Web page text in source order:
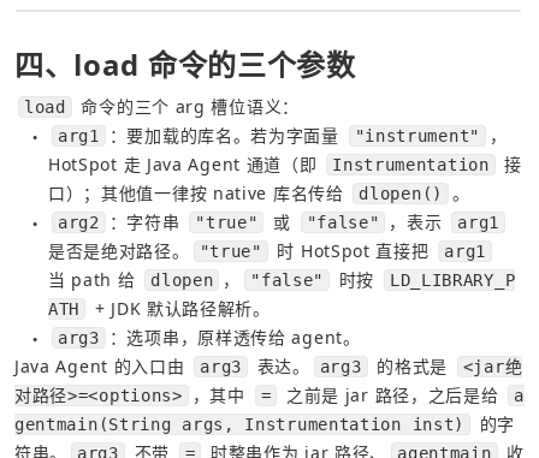
四、load 命令的三个参数
load 命令的三个 arg 槽位语义：
● arg1 ：要加载的库名。若为字面量 "instrument"
，
HotSpot 走 Java Agent 通道（即
Instrumentation
接
口）；其他值一律按 native 库名传给
dlopen() 。
● arg2 ：字符串 "true" 或 "false" ，表示 arg1
是否是绝对路径。 "true" 时 HotSpot 直接把 arg1
当 path 给 dlopen ， "false" 时按
LD_LIBRARY_P
ATH
+ JDK 默认路径解析。
● arg3
：选项串，原样透传给 agent。
Java Agent 的入口由
arg3 表达。 arg3 的格式是
<jar绝
对路径>=<options>
，其中 = 之前是 jar 路径，之后是给
a
gentmain(String args, Instrumentation inst)
的字
符串。
arg3 不带 = 时整串作为 jar 路径、 agentmain
收